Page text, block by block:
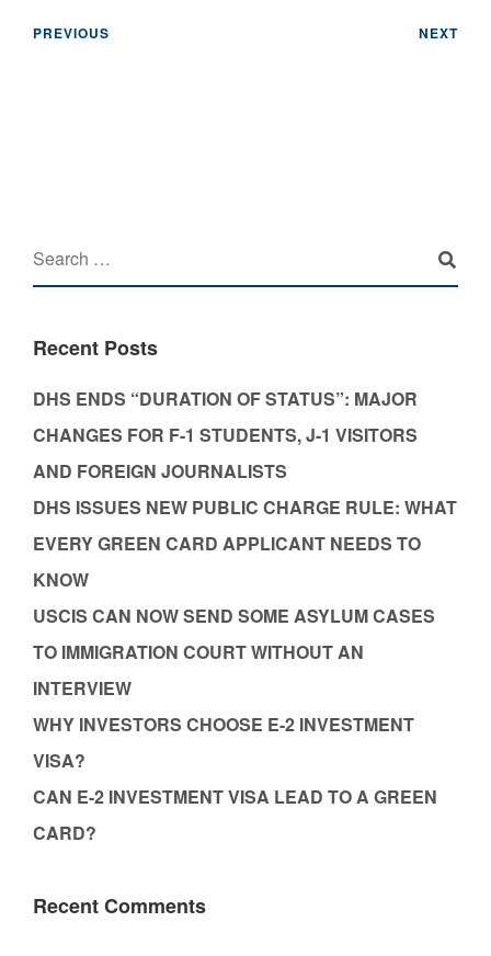
PREVIOUS NEXT
Recent Posts
DHS ENDS “DURATION OF STATUS”: MAJOR
CHANGES FOR F-1 STUDENTS, J-1 VISITORS
AND FOREIGN JOURNALISTS
DHS ISSUES NEW PUBLIC CHARGE RULE: WHAT
EVERY GREEN CARD APPLICANT NEEDS TO
KNOW
USCIS CAN NOW SEND SOME ASYLUM CASES
TO IMMIGRATION COURT WITHOUT AN
INTERVIEW
WHY INVESTORS CHOOSE E-2 INVESTMENT
VISA?
CAN E-2 INVESTMENT VISA LEAD TO A GREEN
CARD?
Recent Comments